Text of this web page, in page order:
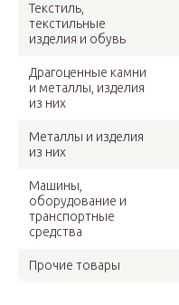
Текстиль,
текстильные
изделия и обувь
Драгоценные камни
и металлы, изделия
из них
Металлы и изделия
из них
Машины,
оборудование и
транспортные
средства
Прочие товары